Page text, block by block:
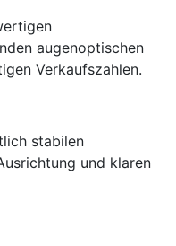
augenoptischen
Verkaufszahlen.
stabilen
und klaren